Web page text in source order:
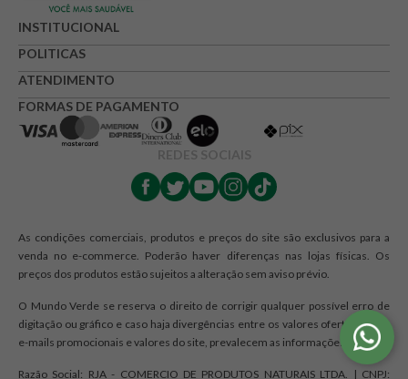
INSTITUCIONAL
POLITICAS
ATENDIMENTO
FORMAS DE PAGAMENTO
REDES SOCIAIS
As condições comerciais, produtos e preços do site são exclusivos para a
venda no e-commerce. Poderão haver diferenças nas lojas físicas. Os
preços dos produtos estão sujeitos a alteração sem aviso prévio.
O Mundo Verde se reserva o direito de corrigir qualquer possível erro de
digitação ou gráfico e caso haja divergências entre os valores ofertados nos
e-mails promocionais e valores do site, prevalecem as informações do site.
Razão Social: RJA - COMERCIO DE PRODUTOS NATURAIS LTDA. | CNPJ: